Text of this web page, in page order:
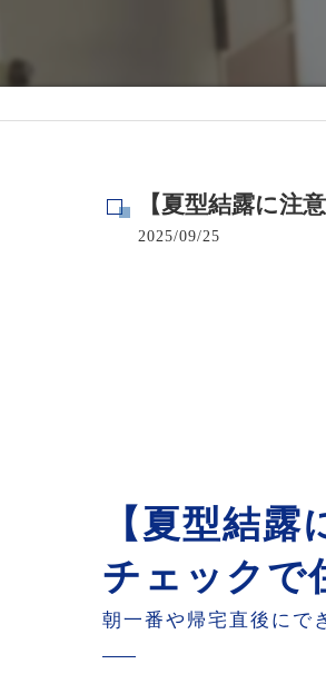
病院･クリニックの
【夏型結露に注
2025/09/25
【夏型結
チェックで
朝一番や帰宅直後にで